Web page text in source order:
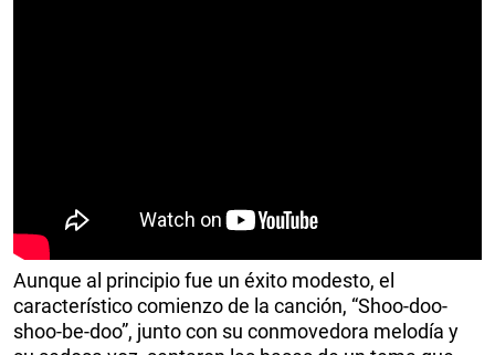
Aunque al principio fue un éxito modesto, el
característico comienzo de la canción, “Shoo-doo-
shoo-be-doo”, junto con su conmovedora melodía y